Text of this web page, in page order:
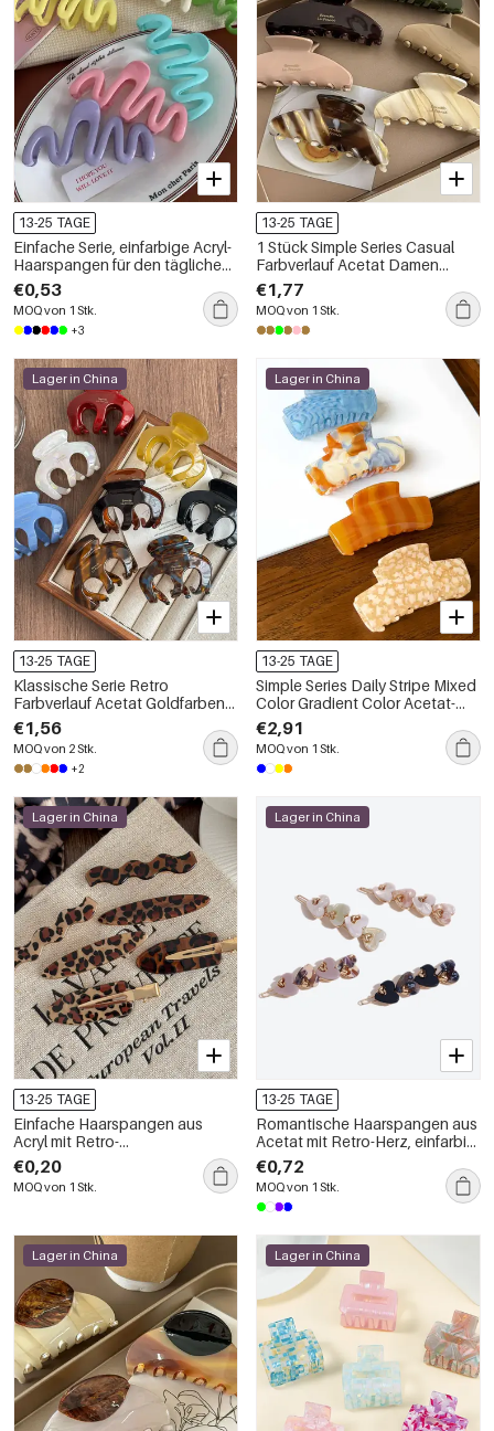
13-25 TAGE
Einfache Serie, einfarbige Acryl-
Haarspangen für den täglichen
Gebrauch
€0,53
MOQ von 1 Stk.
+3
13-25 TAGE
1 Stück Simple Series Casual
Farbverlauf Acetat Damen
Haarklammern
€1,77
MOQ von 1 Stk.
Lager in China
13-25 TAGE
Klassische Serie Retro
Farbverlauf Acetat Goldfarbene
Haarspangen für Damen
€1,56
MOQ von 2 Stk.
+2
Lager in China
13-25 TAGE
Simple Series Daily Stripe Mixed
Color Gradient Color Acetat-
Haarkrallen
€2,91
MOQ von 1 Stk.
Lager in China
13-25 TAGE
Einfache Haarspangen aus
Acryl mit Retro-
Leopardenmuster
€0,20
MOQ von 1 Stk.
Lager in China
13-25 TAGE
Romantische Haarspangen aus
Acetat mit Retro-Herz, einfarbig,
mit Farbverlauf
€0,72
MOQ von 1 Stk.
Lager in China Lager in China